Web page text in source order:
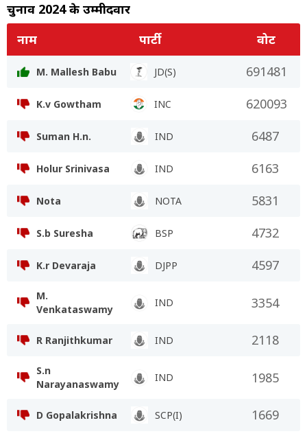
चुनाव 2024 के उम्मीदवार
नाम
पार्टी वोट
M. Mallesh Babu JD(S) 691481
K.v Gowtham INC 620093
Suman H.n. IND 6487
Holur Srinivasa IND 6163
Nota NOTA 5831
S.b Suresha BSP 4732
K.r Devaraja DJPP 4597
M.
Venkataswamy
IND 3354
R Ranjithkumar IND 2118
S.n
Narayanaswamy
IND 1985
D Gopalakrishna SCP(I) 1669